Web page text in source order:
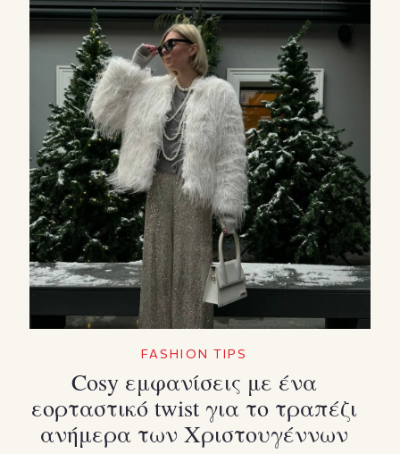
FASHION TIPS
Cosy εμφανίσεις με ένα
εορταστικό twist για το τραπέζι
ανήμερα των Χριστουγέννων